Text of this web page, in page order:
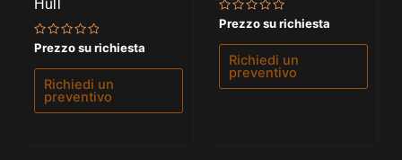
Hull
Valutato
0
su
Prezzo su richiesta
Richiedi un
preventivo
Valutato
0
su
Prezzo su richiesta
Richiedi un
preventivo